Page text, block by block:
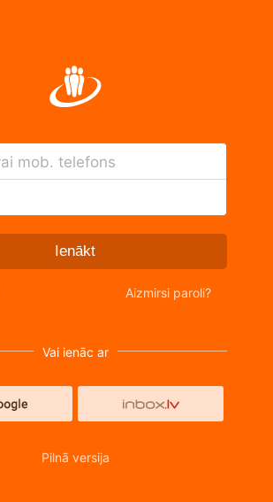
mob. telefons
Ienākt
Aizmirsi paroli?
Vai ienāc ar
Pilnā versija